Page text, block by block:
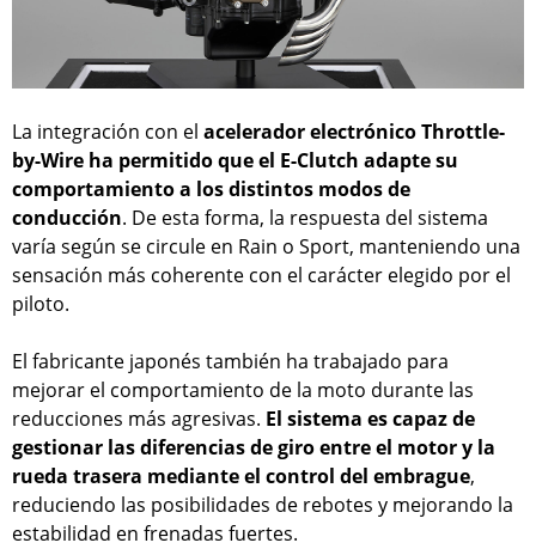
La integración con el acelerador electrónico Throttle-
by-Wire ha permitido que el E-Clutch adapte su
comportamiento a los distintos modos de
conducción. De esta forma, la respuesta del sistema
varía según se circule en Rain o Sport, manteniendo una
sensación más coherente con el carácter elegido por el
piloto.
El fabricante japonés también ha trabajado para
mejorar el comportamiento de la moto durante las
reducciones más agresivas. El sistema es capaz de
gestionar las diferencias de giro entre el motor y la
rueda trasera mediante el control del embrague,
reduciendo las posibilidades de rebotes y mejorando la
estabilidad en frenadas fuertes.